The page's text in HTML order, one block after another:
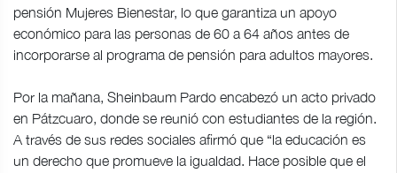
pensión Mujeres Bienestar, lo que garantiza un apoyo
económico para las personas de 60 a 64 años antes de
incorporarse al programa de pensión para adultos mayores.
Por la mañana, Sheinbaum Pardo encabezó un acto privado
en Pátzcuaro, donde se reunió con estudiantes de la región.
A través de sus redes sociales afirmó que “la educación es
un derecho que promueve la igualdad. Hace posible que el